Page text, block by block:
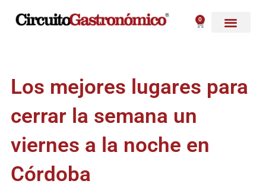
0
Carrito
Los mejores lugares para
cerrar la semana un
viernes a la noche en
Córdoba